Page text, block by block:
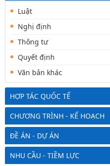
Luật
Nghị định
Thông tư
Quyết định
Văn bản khác
HỢP TÁC QUỐC TẾ
CHƯƠNG TRÌNH - KẾ HOẠCH
ĐỀ ÁN - DỰ ÁN
NHU CẦU - TIỀM LỰC